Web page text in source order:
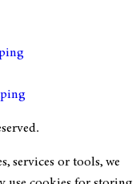
services or tools, we